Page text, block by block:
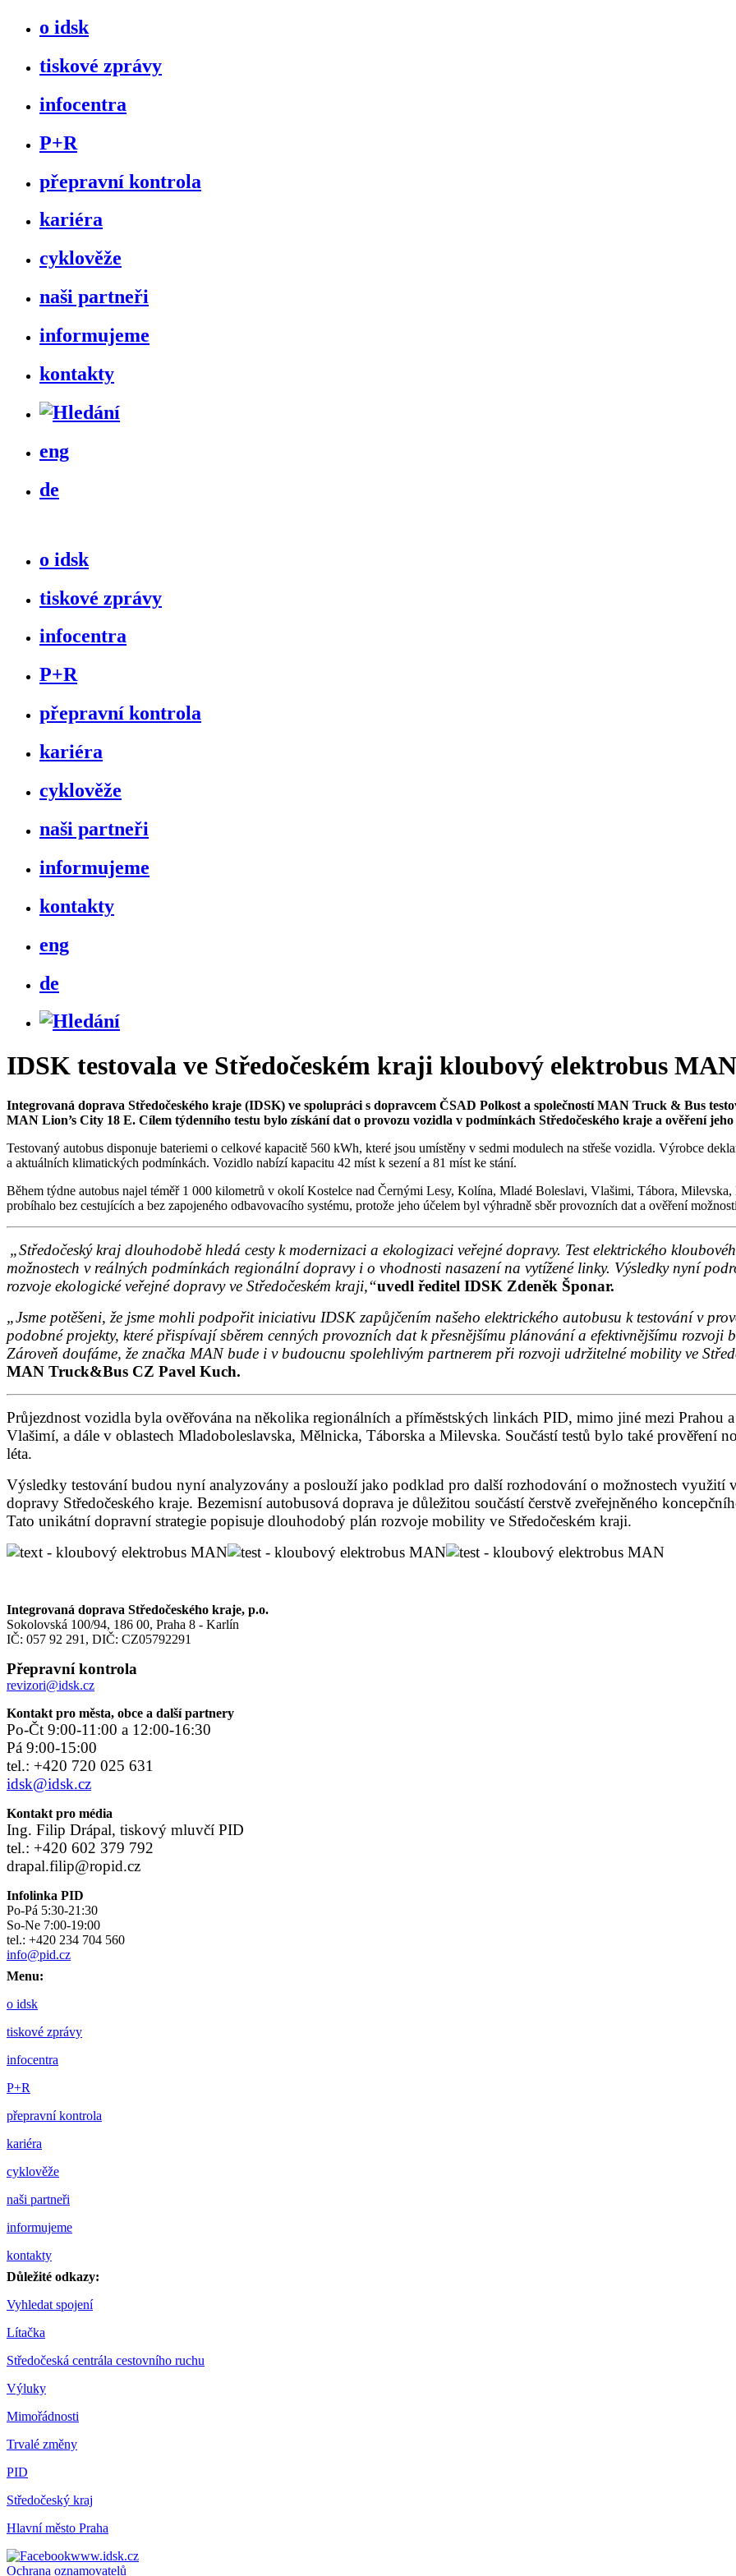
o idsk
tiskové zprávy
infocentra
P+R
přepravní kontrola
kariéra
cyklověže
naši partneři
informujeme
kontakty
eng
de
o idsk
tiskové zprávy
infocentra
P+R
přepravní kontrola
kariéra
cyklověže
naši partneři
informujeme
kontakty
eng
de
IDSK testovala ve Středočeském kraji kloubový elektrobus MAN
Integrovaná doprava Středočeského kraje (IDSK) ve spolupráci s dopravcem ČSAD Polkost a společností MAN Truck & Bus
MAN Lion’s City 18 E. Cílem týdenního testu bylo získání dat o provozu vozidla v podmínkách Středočeského kraje a ověření
Testovaný autobus disponuje bateriemi o celkové kapacitě 560 kWh, které jsou umístěny v sedmi modulech na střeše vozidla. Výrobce
a aktuálních klimatických podmínkách. Vozidlo nabízí kapacitu 42 míst k sezení a 81 míst ke stání.
Během týdne autobus najel téměř 1 000 kilometrů v okolí Kostelce nad Černými Lesy, Kolína, Mladé Boleslavi, Vlašimi, Tábora,
probíhalo bez cestujících a bez zapojeného odbavovacího systému, protože jeho účelem byl výhradně sběr provozních dat a ověření
„Středočeský kraj dlouhodobě hledá cesty k modernizaci a ekologizaci veřejné dopravy. Test elektrického
možnostech v reálných podmínkách regionální dopravy i o vhodnosti nasazení na vytížené linky. Výsledky nyní
rozvoje ekologické veřejné dopravy ve Středočeském kraji,“uvedl ředitel IDSK Zdeněk Šponar.
„Jsme potěšeni, že jsme mohli podpořit iniciativu IDSK zapůjčením našeho elektrického autobusu k testování v
podobné projekty, které přispívají sběrem cenných provozních dat k přesnějšímu plánování a efektivnějšímu
Zároveň doufáme, že značka MAN bude i v budoucnu spolehlivým partnerem při rozvoji udržitelné mobility ve
MAN Truck&Bus CZ Pavel Kuch.
Průjezdnost vozidla byla ověřována na několika regionálních a příměstských linkách PID, mimo jiné mezi Prahou
Vlašimí, a dále v oblastech Mladoboleslavska, Mělnicka, Táborska a Milevska. Součástí testů bylo také prověření
léta.
Výsledky testování budou nyní analyzovány a poslouží jako podklad pro další rozhodování o možnostech využití
dopravy Středočeského kraje. Bezemisní autobusová doprava je důležitou součástí čerstvě zveřejněného
Tato unikátní dopravní strategie popisuje dlouhodobý plán rozvoje mobility ve Středočeském kraji.
Integrovaná doprava Středočeského kraje, p.o.
Sokolovská 100/94, 186 00, Praha 8 - Karlín
IČ: 057 92 291, DIČ: CZ05792291
Přepravní kontrola
revizori@idsk.cz
Kontakt pro města, obce a další partnery
Po-Čt 9:00-11:00 a 12:00-16:30
Pá 9:00-15:00
tel.: +420 720 025 631
idsk@idsk.cz
Kontakt pro média
Ing. Filip Drápal, tiskový mluvčí PID
tel.: +420 602 379 792
drapal.filip@ropid.cz
Infolinka PID
Po-Pá 5:30-21:30
So-Ne 7:00-19:00
tel.: +420 234 704 560
info@pid.cz
Menu:
o idsk
tiskové zprávy
infocentra
P+R
přepravní kontrola
kariéra
cyklověže
naši partneři
informujeme
kontakty
Důležité odkazy:
Vyhledat spojení
Lítačka
Středočeská centrála cestovního ruchu
Výluky
Mimořádnosti
Trvalé změny
PID
Středočeský kraj
Hlavní město Praha
www.idsk.cz
Ochrana oznamovatelů